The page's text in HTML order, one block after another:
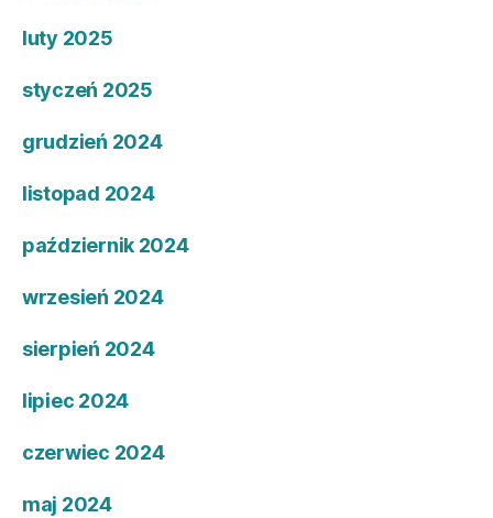
luty 2025
styczeń 2025
grudzień 2024
listopad 2024
październik 2024
wrzesień 2024
sierpień 2024
lipiec 2024
czerwiec 2024
maj 2024